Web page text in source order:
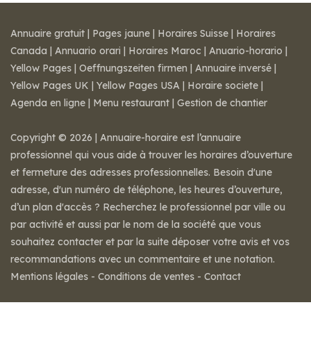
Annuaire gratuit | Pages jaune | Horaires Suisse | Horaires
Canada | Annuario orari | Horaires Maroc | Anuario-horario |
Yellow Pages | Oeffnungszeiten firmen | Annuaire inversé |
Yellow Pages UK | Yellow Pages USA | Horaire societe |
Agenda en ligne | Menu restaurant | Gestion de chantier
Copyright © 2026 | Annuaire-horaire est l’annuaire
professionnel qui vous aide à trouver les horaires d’ouverture
et fermeture des adresses professionnelles. Besoin d'une
adresse, d'un numéro de téléphone, les heures d’ouverture,
d’un plan d'accès ? Recherchez le professionnel par ville ou
par activité et aussi par le nom de la société que vous
souhaitez contacter et par la suite déposer votre avis et vos
recommandations avec un commentaire et une notation.
Mentions légales - Conditions de ventes - Contact